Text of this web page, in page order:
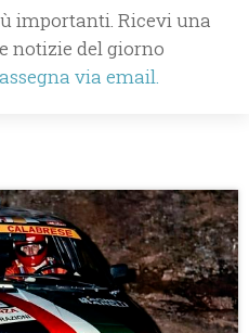
importanti. Ricevi una
notizie del giorno
via email.